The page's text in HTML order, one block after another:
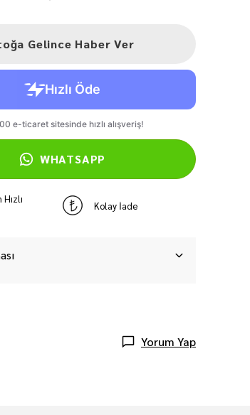
Gelince Haber Ver
WHATSAPP
Hızlı
Kolay İade
Yorum Yap